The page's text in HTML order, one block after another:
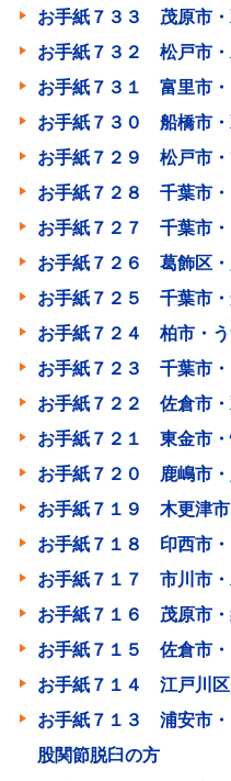
お手紙７３３ 茂原市
お手紙７３２ 松戸市
お手紙７３１ 富里市
お手紙７３０ 船橋市
お手紙７２９ 松戸市
お手紙７２８ 千葉市
お手紙７２７ 千葉市
お手紙７２６ 葛飾区
お手紙７２５ 千葉市
お手紙７２４ 柏市・
お手紙７２３ 千葉市
お手紙７２２ 佐倉市
お手紙７２１ 東金市
お手紙７２０ 鹿嶋市
お手紙７１９ 木更津
お手紙７１８ 印西市
お手紙７１７ 市川市・
お手紙７１６ 茂原市
お手紙７１５ 佐倉市
お手紙７１４ 江戸川
お手紙７１３ 浦安市・
股関節脱臼の方